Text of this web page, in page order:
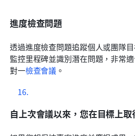
進度檢查問題
透過進度檢查問題追蹤個人或團隊
監控里程碑並識別潛在問題，非常
對一檢查會議 。
自上次會議以來，您在目標上取